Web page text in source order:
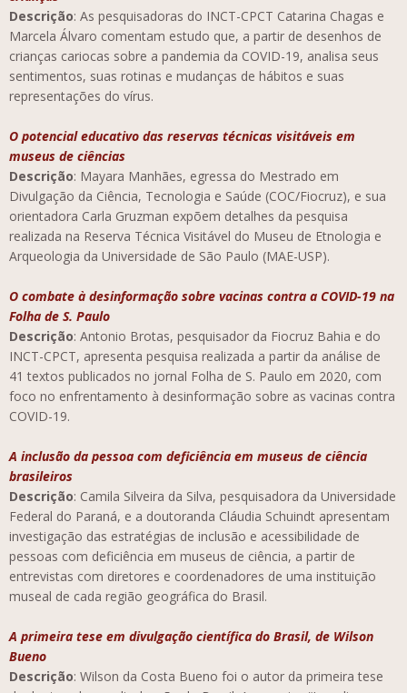
Descrição: As pesquisadoras do INCT-CPCT Catarina Chagas e
Marcela Álvaro comentam estudo que, a partir de desenhos de
crianças cariocas sobre a pandemia da COVID-19, analisa seus
sentimentos, suas rotinas e mudanças de hábitos e suas
representações do vírus.
O potencial educativo das reservas técnicas visitáveis em
museus de ciências
Descrição: Mayara Manhães, egressa do Mestrado em
Divulgação da Ciência, Tecnologia e Saúde (COC/Fiocruz), e sua
orientadora Carla Gruzman expõem detalhes da pesquisa
realizada na Reserva Técnica Visitável do Museu de Etnologia e
Arqueologia da Universidade de São Paulo (MAE-USP).
O combate à desinformação sobre vacinas contra a COVID-19 na
Folha de S. Paulo
Descrição: Antonio Brotas, pesquisador da Fiocruz Bahia e do
INCT-CPCT, apresenta pesquisa realizada a partir da análise de
41 textos publicados no jornal Folha de S. Paulo em 2020, com
foco no enfrentamento à desinformação sobre as vacinas contra
COVID-19.
A inclusão da pessoa com deficiência em museus de ciência
brasileiros
Descrição: Camila Silveira da Silva, pesquisadora da Universidade
Federal do Paraná, e a doutoranda Cláudia Schuindt apresentam
investigação das estratégias de inclusão e acessibilidade de
pessoas com deficiência em museus de ciência, a partir de
entrevistas com diretores e coordenadores de uma instituição
museal de cada região geográfica do Brasil.
A primeira tese em divulgação científica do Brasil, de Wilson
Bueno
Descrição: Wilson da Costa Bueno foi o autor da primeira tese